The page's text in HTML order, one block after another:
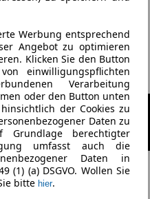
Werbung entsprechend
Angebot zu optimieren
Klicken Sie den Button
einwilligungspflichten
Verarbeitung
oder den Button unten
der Cookies zu
Daten zu
Grundlage berechtigter
umfasst auch die
Daten in
(1) (a) DSGVO. Wollen Sie
bitte hier.